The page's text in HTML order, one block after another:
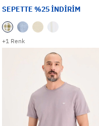
+1 Renk
SEPETTE %25 İNDİRİM